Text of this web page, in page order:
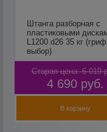
Штанга разборная c
пластиковыми
L1200 d26 35 кг
выбор)
Старая цена: 6 019
4 690 руб.
В корзину